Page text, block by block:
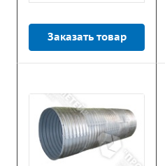
Заказать товар